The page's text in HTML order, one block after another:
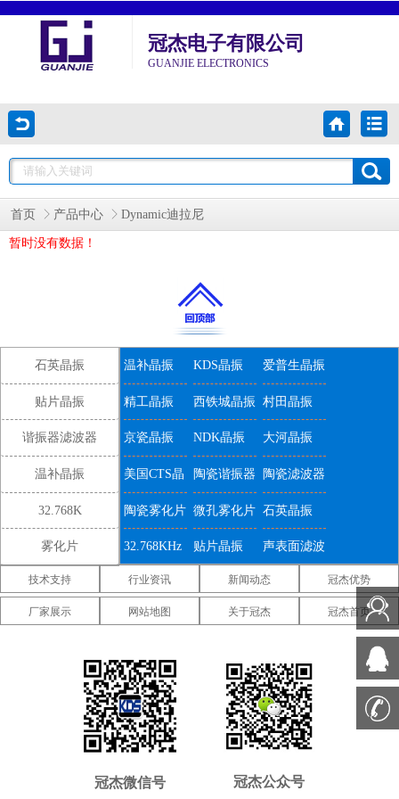
冠杰电子有限公司
GUANJIE ELECTRONICS
首页 产品中心 Dynamic迪拉尼
暂时没有数据！
石英晶振
贴片晶振
谐振器滤波器
温补晶振
32.768K
雾化片
温补晶振 KDS晶振 爱普生晶振
精工晶振 西铁城晶振 村田晶振
京瓷晶振 NDK晶振 大河晶振
美国CTS晶
振
陶瓷谐振器 陶瓷滤波器
陶瓷雾化片 微孔雾化片 石英晶振
32.768KHz 贴片晶振 声表面滤波
器
IDT晶振 微晶晶振 康纳温菲尔
德晶振
高利奇晶振 Jauch晶振 Abracon晶
振
美国拉隆晶
振
美国格林雷
工业晶振
美国SiTime
晶振
美国 美国Statek 新西兰瑞康
技术支持 行业资讯 新闻动态 冠杰优势
厂家展示 网站地图 关于冠杰 冠杰首页
冠杰微信号 冠杰公众号